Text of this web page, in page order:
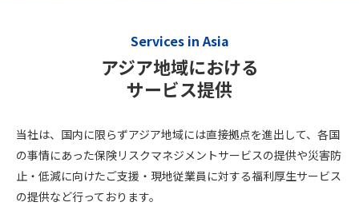
Services in Asia
アジア地域における
サービス提供
当社は、国内に限らずアジア地域には直接拠点を進出して、各国
の事情にあった保険リスクマネジメントサービスの提供や災害防
止・低減に向けたご支援・現地従業員に対する福利厚生サービス
の提供など行っております。